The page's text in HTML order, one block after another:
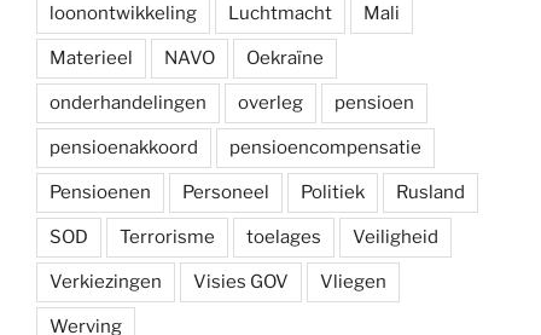
loonontwikkeling Luchtmacht Mali
Materieel NAVO Oekraïne
onderhandelingen overleg pensioen
pensioenakkoord pensioencompensatie
Pensioenen Personeel Politiek Rusland
SOD Terrorisme toelages Veiligheid
Verkiezingen Visies GOV Vliegen
Werving